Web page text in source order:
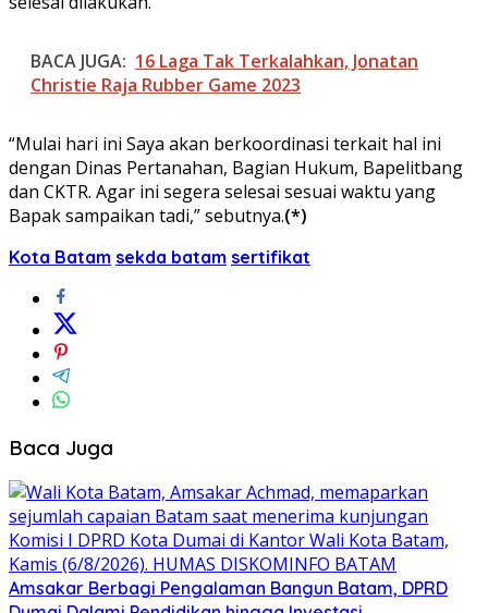
BACA JUGA: 16 Laga Tak Terkalahkan, Jonatan
Christie Raja Rubber Game 2023
“Mulai hari ini Saya akan berkoordinasi terkait hal ini
dengan Dinas Pertanahan, Bagian Hukum, Bapelitbang
dan CKTR. Agar ini segera selesai sesuai waktu yang
Bapak sampaikan tadi,” sebutnya.(*)
Kota Batam sekda batam sertifikat
Baca Juga
Amsakar Berbagi Pengalaman Bangun Batam, DPRD